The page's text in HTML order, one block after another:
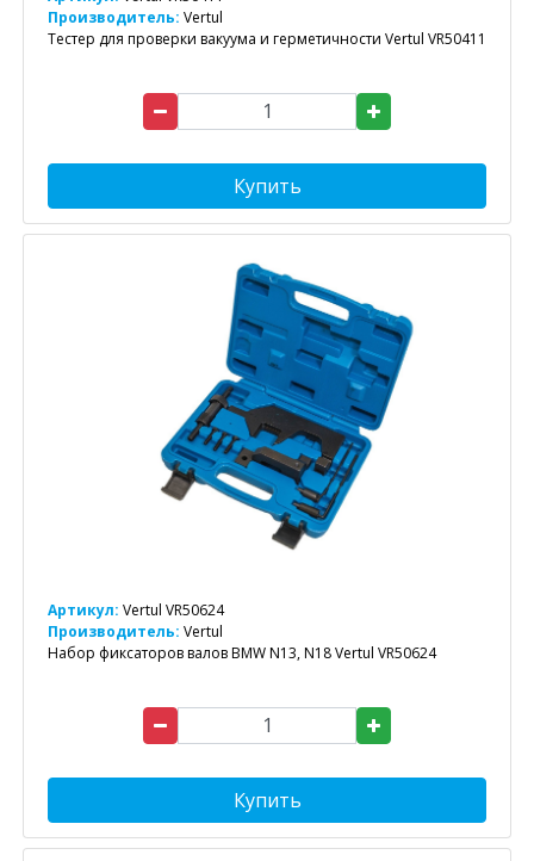
Производитель: Vertul
Тестер для проверки вакуума и герметичности Vertul VR50411
Купить
Артикул: Vertul VR50624
Производитель: Vertul
Набор фиксаторов валов BMW N13, N18 Vertul VR50624
Купить